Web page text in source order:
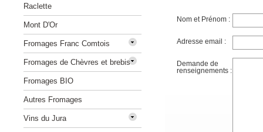
Nom et Prénom :
Adresse email :
Demande de
renseignements :
Raclette
Mont D'Or
Fromages Franc Comtois
Fromages de Chèvres et brebis
Fromages BIO
Autres Fromages
Vins du Jura